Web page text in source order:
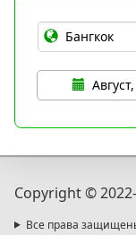
Copyright © 2022
Все права